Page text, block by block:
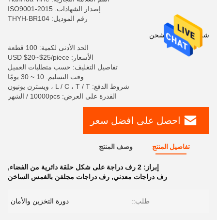
إصدار الشهادات: ISO9001-2015
رقم الموديل: THYH-BR104
شروط الدفع والشحن
الحد الأدنى لكمية: 100 قطعة
الأسعار: USD $20~$25/piece
تفاصيل التغليف: حسب متطلبات العميل
وقت التسليم: 10 ~ 30 يومًا
شروط الدفع: L / C ، T / T ، ويسترن يونيون
القدرة على العرض: 10000pcs / الشهر
احصل على افضل سعر
تفاصيل المنتج وصف المنتج
إبراز: 2 رف دراجة على شكل حلقة دائرية من الفضاء
,
رف دراجات معدني, رف دراجات مجلفن بالغمس الساخن
طلب:: دورة التخزين والأمان